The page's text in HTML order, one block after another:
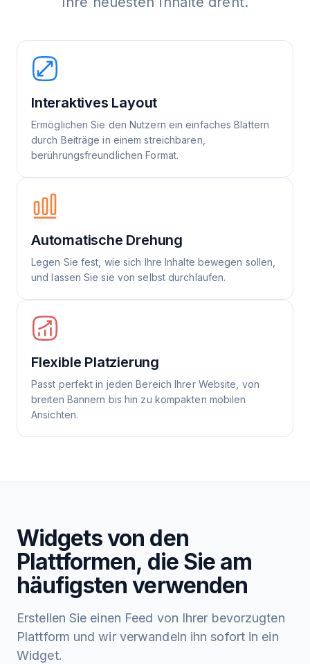
Interaktives Layout
Ermöglichen Sie den Nutzern ein einfaches Blättern
durch Beiträge in einem streichbaren,
berührungsfreundlichen Format.
Automatische Drehung
Legen Sie fest, wie sich Ihre Inhalte bewegen sollen,
und lassen Sie sie von selbst durchlaufen.
Flexible Platzierung
Passt perfekt in jeden Bereich Ihrer Website, von
breiten Bannern bis hin zu kompakten mobilen
Ansichten.
Widgets von den
Plattformen, die Sie am
häufigsten verwenden
Erstellen Sie einen Feed von Ihrer bevorzugten
Plattform und wir verwandeln ihn sofort in ein
Widget.